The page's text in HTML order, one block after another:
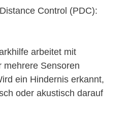
Control (PDC):
arbeitet mit
mehrere Sensoren
ein Hindernis erkannt,
oder akustisch darauf